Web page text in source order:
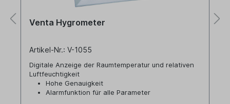
Venta Hygrometer
Artikel-Nr.: V-1055
Digitale Anzeige der Raumtemperatur und relativen
Luftfeuchtigkeit
Hohe Genauigkeit
Alarmfunktion für alle Parameter